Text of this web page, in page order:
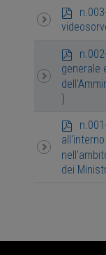
d
d
f
generale
)
d
f
dei